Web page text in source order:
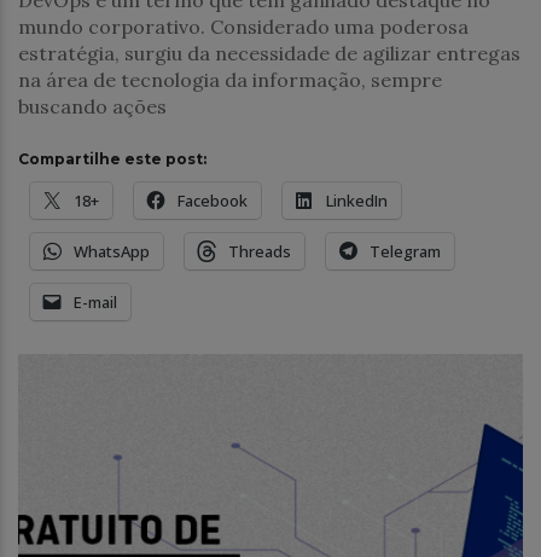
mundo corporativo. Considerado uma poderosa
estratégia, surgiu da necessidade de agilizar entregas
na área de tecnologia da informação, sempre
buscando ações
Compartilhe este post:
18+ Facebook LinkedIn
WhatsApp Threads Telegram
E-mail